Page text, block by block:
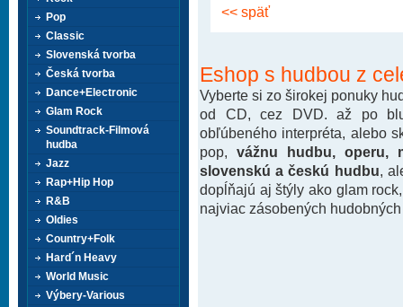
<< späť
Eshop s hudbou z
Vyberte si zo širokej ponuky
od CD, cez DVD. až po
obľúbeného interpréta, alebo
pop, vážnu hudbu, operu,
slovenskú a českú hudbu ,
dopĺňajú aj štýly ako glam
najviac zásobených
Pop
Classic
Slovenská tvorba
Česká tvorba
Dance+Electronic
Glam Rock
Soundtrack-Filmová
hudba
Jazz
Rap+Hip Hop
R&B
Oldies
Country+Folk
Hard´n Heavy
World Music
Výbery-Various